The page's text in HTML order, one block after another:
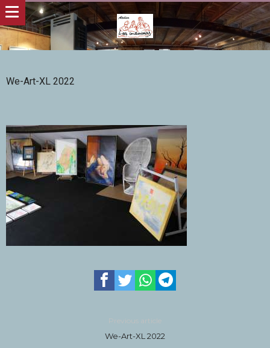
We-Art-XL 2022
Previous article
We-Art-XL 2022